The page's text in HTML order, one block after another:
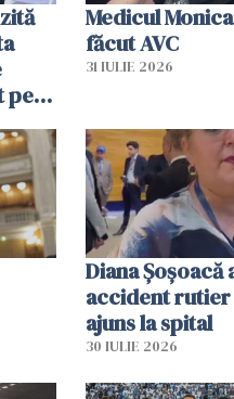
pe
Medicul
făcut AVC
31 IULIE 2026
Diana Șoșoacă
accident rutier
ajuns la spital
30 IULIE 2026